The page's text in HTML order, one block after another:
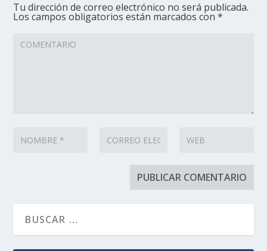
Tu dirección de correo electrónico no será publicada.
Los campos obligatorios están marcados con*